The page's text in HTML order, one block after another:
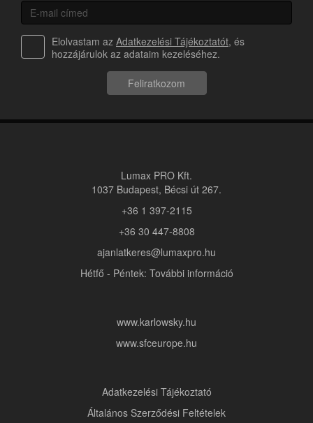
Elolvastam az Adatkezelési Tájékoztatót, és
hozzájárulok az adataim kezeléséhez.
Feliratkozom
Lumax PRO Kft.
1037 Budapest, Bécsi út 267.
+36 1 397-2115
+36 30 447-8808
ajanlatkeres@lumaxpro.hu
Hétfő - Péntek: További információ
www.karlowsky.hu
www.sfceurope.hu
Adatkezelési Tájékoztató
Általános Szerződési Feltételek